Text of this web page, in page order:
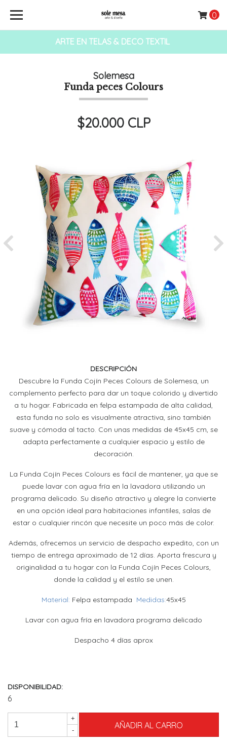
ARTE EN TELAS & DECO TEXTIL
0
Solemesa
Funda peces Colours
$20.000 CLP
Previous
DESCRIPCIÓN
Descubre la Funda Cojín Peces Colours de Solemesa, un
complemento perfecto para dar un toque colorido y divertido
a tu hogar. Fabricada en felpa estampada de alta calidad,
esta funda no solo es visualmente atractiva, sino también
suave y cómoda al tacto. Con unas medidas de 45x45 cm, se
adapta perfectamente a cualquier espacio y estilo de
decoración.
La Funda Cojín Peces Colours es fácil de mantener, ya que se
puede lavar con agua fría en la lavadora utilizando un
programa delicado. Su diseño atractivo y alegre la convierte
en una opción ideal para habitaciones infantiles, salas de
estar o cualquier rincón que necesite un poco más de color.
Además, ofrecemos un servicio de despacho expedito, con un
tiempo de entrega aproximado de 12 días. Aporta frescura y
originalidad a tu hogar con la Funda Cojín Peces Colours,
donde la calidad y el estilo se unen.
Material: Felpa estampada Medidas:45x45
Lavar con agua fría en lavadora programa delicado
Despacho 4 días aprox
DISPONIBILIDAD:
6
+
-